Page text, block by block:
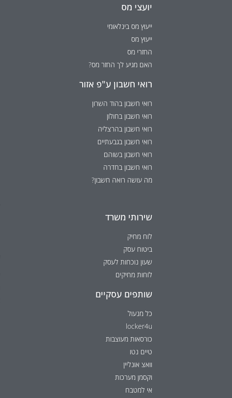
יועצי מס
ייעוץ מס בינלאומי
ייעוץ מס
החזרי מס
האם מגיע לך החזר מס?
רואי חשבון ע"פ אזור
רואי חשבון בהוד השרון
רואי חשבון בחולון
רואי חשבון בהרצליה
רואי חשבון בגבעתיים
רואי חשבון בשוהם
רואי חשבון בחדרה
מה עושה רואה חשבון?
שירותי משרד
לוח מחיק
ביטוח עסק
שעון נוכחות לעסק
לוחות מחיקים
שותפים עסקיים
כל מנעול
locker4u
כורסאות מעוצבות
טיים נטו
וואצ אונליין
וקסמן מערכות
אי למטבח